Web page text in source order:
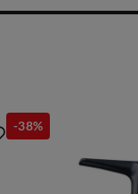
-38%